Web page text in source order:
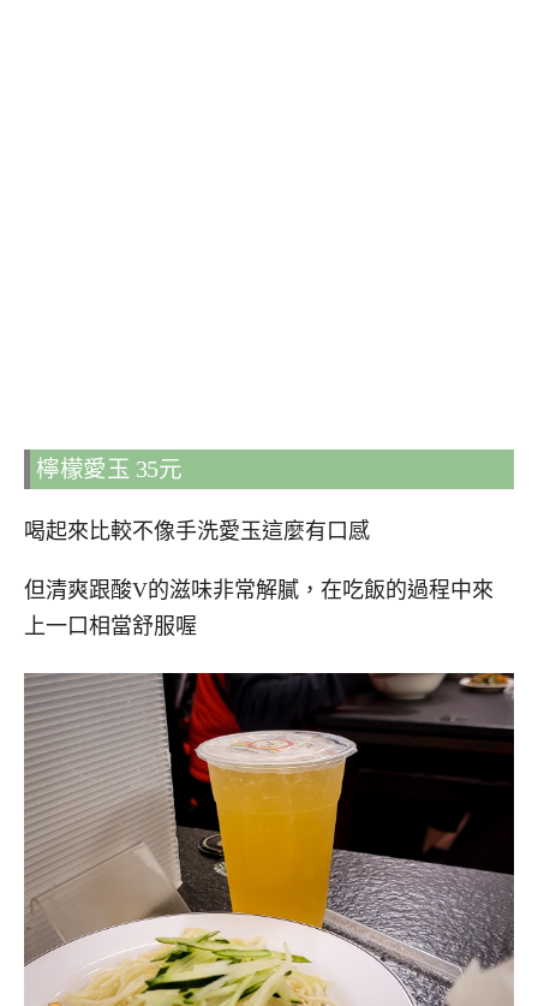
檸檬愛玉 35元
喝起來比較不像手洗愛玉這麼有口感
但清爽跟酸V的滋味非常解膩，在吃飯的過程中來
上一口相當舒服喔